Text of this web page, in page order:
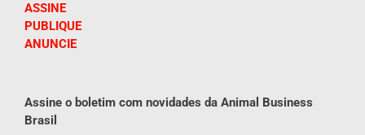
ASSINE
PUBLIQUE
ANUNCIE
Assine o boletim com novidades da Animal Business
Brasil